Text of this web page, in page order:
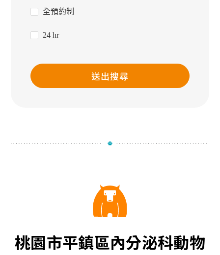
全預約制
24 hr
送出搜尋
桃園市平鎮區內分泌科動物